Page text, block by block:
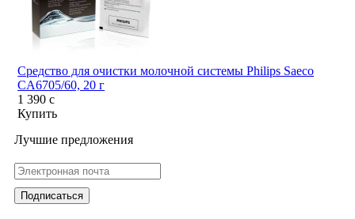
Средство для очистки молочной системы Philips Saeco
CA6705/60, 20 г
1 390c
Купить
Лучшие предложения